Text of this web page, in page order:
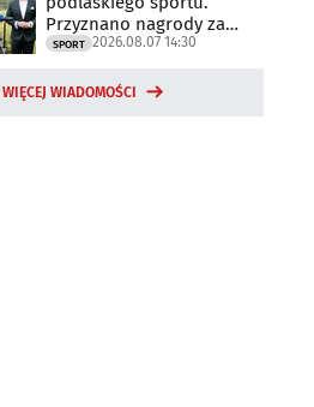
Przyznano nagrody za
2025 rok
SPORT 2026.08.07 14:30
WIĘCEJ WIADOMOŚCI